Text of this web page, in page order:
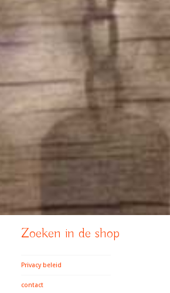
Zoeken in de shop
Privacy beleid
contact